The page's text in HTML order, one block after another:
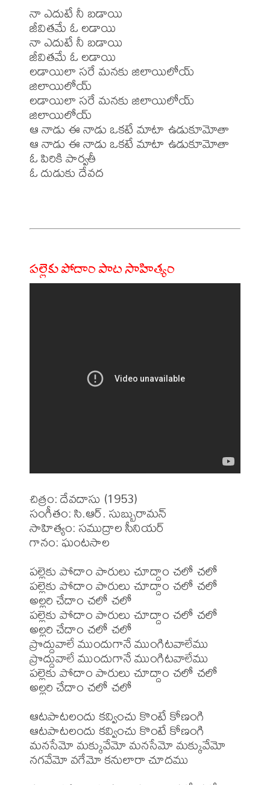
నా ఎదుటే నీ బడాయి
జీవితమే ఓ లడాయి
నా ఎదుటే నీ బడాయి
జీవితమే ఓ లడాయి
లడాయిలా సరే మనకు జిలాయిలోయ్
జిలాయిలోయ్
లడాయిలా సరే మనకు జిలాయిలోయ్
జిలాయిలోయ్
ఆ నాడు ఈ నాడు ఒకటే మాటా ఉడుకూమోతా
ఆ నాడు ఈ నాడు ఒకటే మాటా ఉడుకూమోతా
ఓ పిరికి పార్వతీ
ఓ దుడుకు దేవద
పల్లెకు పోదాం పాట సాహిత్యం
చిత్రం: దేవదాసు (1953)
సంగీతం: సి.ఆర్. సుబ్బురామన్
సాహిత్యం: సముద్రాల సీనియర్
గానం: ఘంటసాల
పల్లెకు పోదాం పారులు చూద్దాం చలో చలో
పల్లెకు పోదాం పారులు చూద్దాం చలో చలో
అల్లరి చేదాం చలో చలో
పల్లెకు పోదాం పారులు చూద్దాం చలో చలో
అల్లరి చేదాం చలో చలో
ప్రొద్దువాలే ముందుగానే ముంగిటవాలేము
ప్రొద్దువాలే ముందుగానే ముంగిటవాలేము
పల్లెకు పోదాం పారులు చూద్దాం చలో చలో
అల్లరి చేదాం చలో చలో
ఆటపాటలందు కవ్వించు కొంటే కోణంగి
ఆటపాటలందు కవ్వించు కొంటే కోణంగి
మనసేమో మక్కువేమో మనసేమో మక్కువేమో
నగవేమో వగేమో కనులారా చూదము